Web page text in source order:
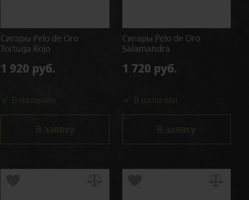
Сигары Pelo de Oro
Tortuga Rojo
1 920 руб.
В наличии
В заявку
Сигары Pelo de Oro
Salamandra
1 720 руб.
В наличии
В заявку